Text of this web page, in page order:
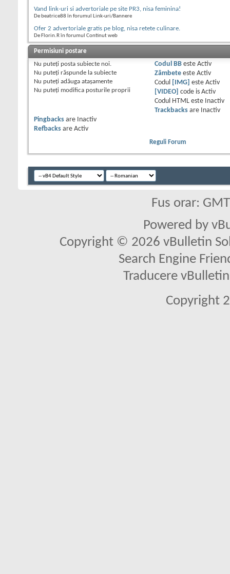
Vand link-uri si advertoriale pe site PR3, nisa feminina!
De beatrice88 în forumul Link-uri/Bannere
Ofer 2 advertoriale gratis pe blog, nisa retete culinare.
De Florin.R în forumul Continut web
Permisiuni postare
Nu puteţi posta subiecte noi.
Nu puteţi răspunde la subiecte
Nu puteţi adăuga ataşamente
Nu puteţi modifica posturile proprii
Codul BBeste Activ
Zâmbeteeste Activ
Codul
[IMG] este Activ
[VIDEO] code is Activ
Codul HTML este
Inactiv
Trackbacksare
Inactiv
Pingbacks are
Inactiv
Refbacks are Activ
Reguli Forum
Fus orar:
Powered by
Copyright © 2026 vBulletin
Search Engine
Traducere
Copyright